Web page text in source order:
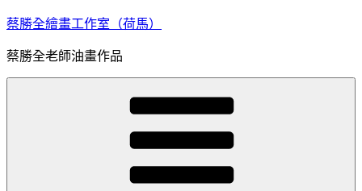
Skip
to
content
蔡勝全繪畫工作室（荷馬）
蔡勝全老師油畫作品